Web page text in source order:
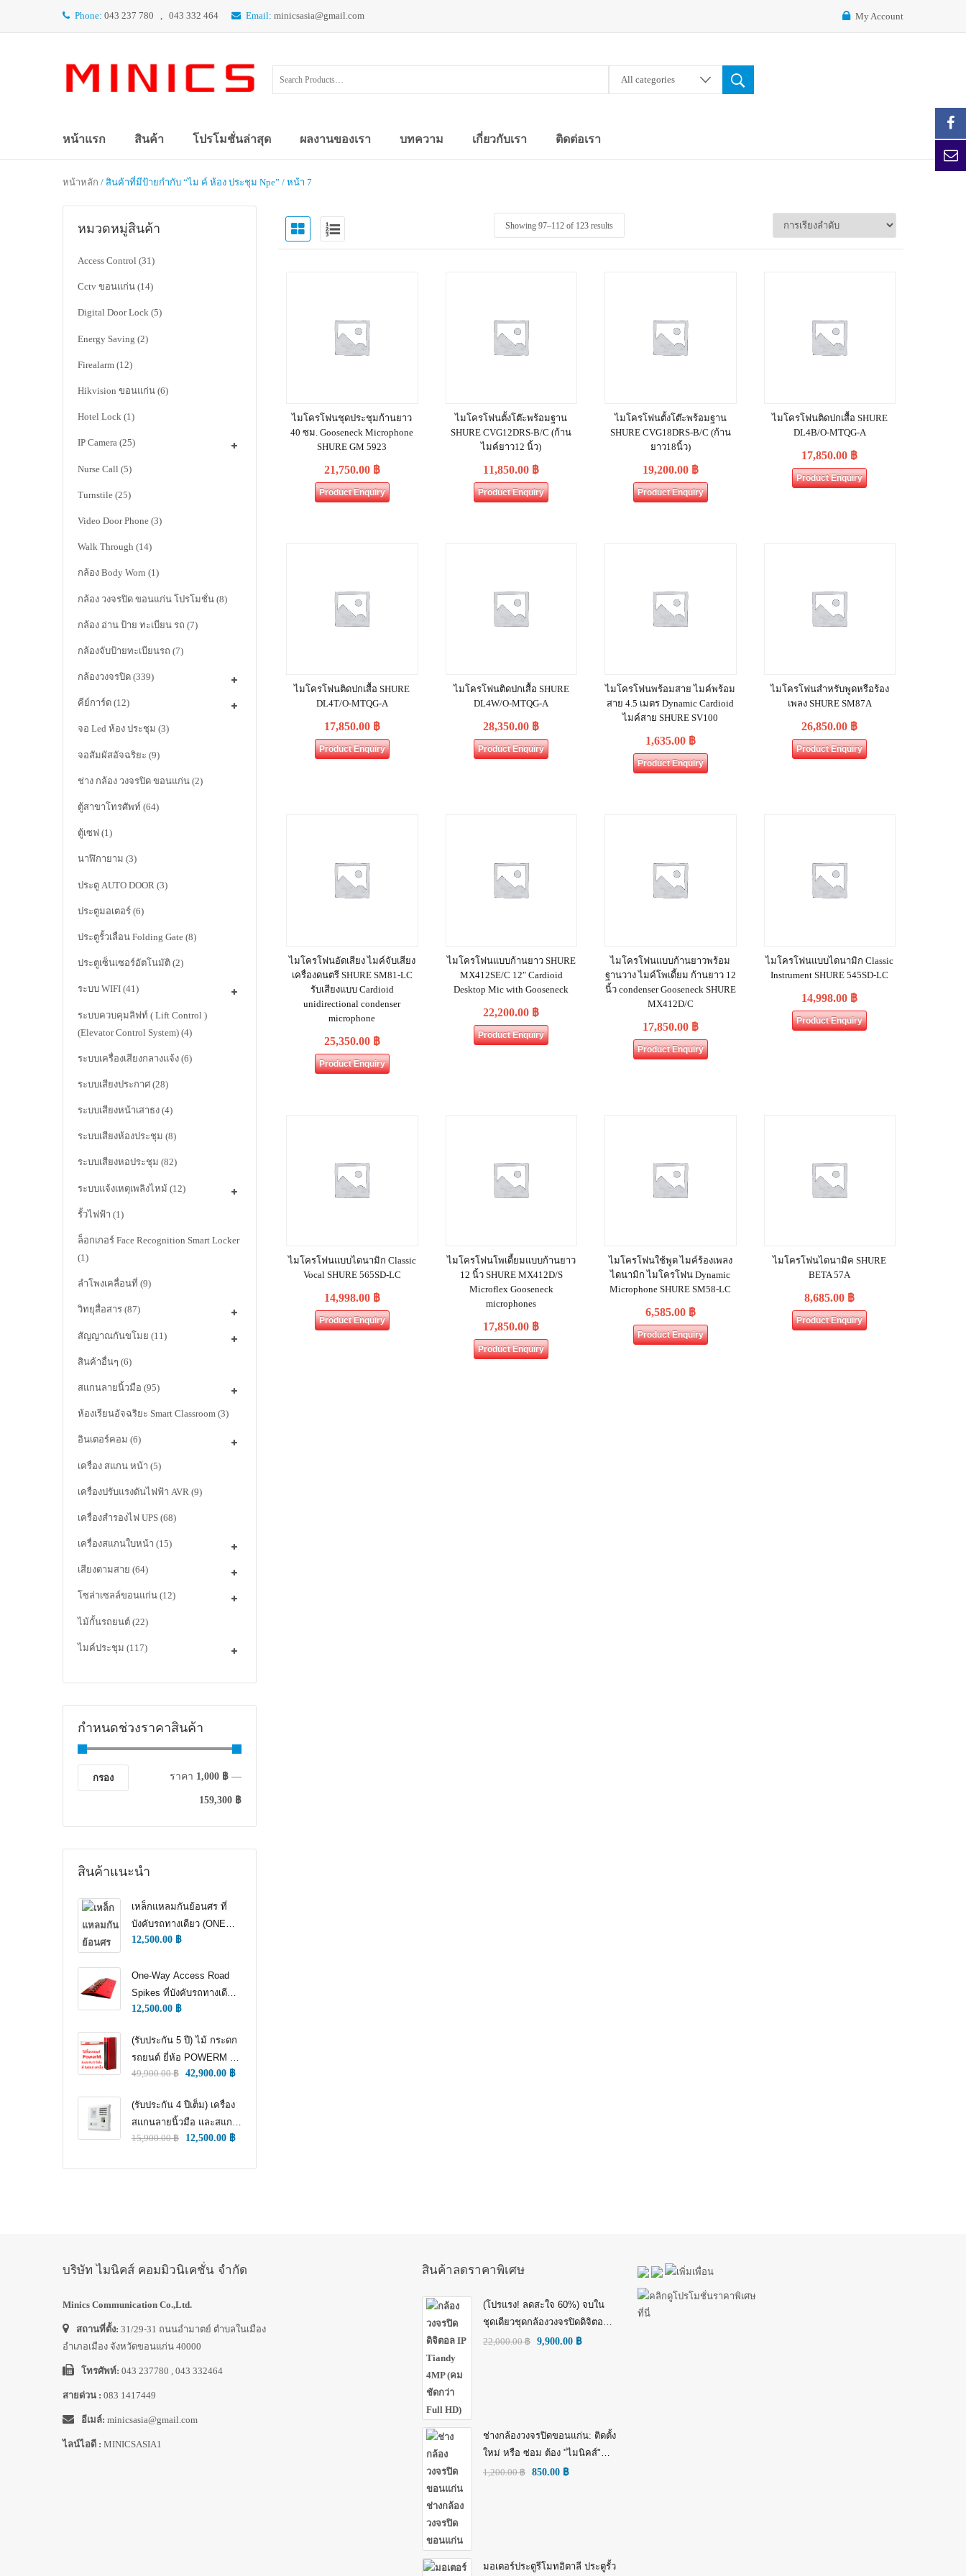
Phone: 043 237 780 , 043 332 464 Email: minicsasia@gmail.com My Account
All categories
หน้าแรก สินค้า โปรโมชั่นล่าสุด ผลงานของเรา บทความ เกี่ยวกับเรา ติดต่อเรา
หน้าหลัก / สินค้าที่มีป้ายกำกับ “ไม ค์ ห้อง ประชุม Npe” / หน้า 7
หมวดหมู่สินค้า
Access Control (31)
Cctv ขอนแก่น (14)
Digital Door Lock (5)
Energy Saving (2)
Firealarm (12)
Hikvision ขอนแก่น (6)
Hotel Lock (1)
IP Camera (25)
Nurse Call (5)
Turnstile (25)
Video Door Phone (3)
Walk Through (14)
กล้อง Body Worn (1)
กล้อง วงจรปิด ขอนแก่น โปรโมชั่น (8)
กล้อง อ่าน ป้าย ทะเบียน รถ (7)
กล้องจับป้ายทะเบียนรถ (7)
กล้องวงจรปิด (339)
คีย์การ์ด (12)
จอ Led ห้อง ประชุม (3)
จอสัมผัสอัจฉริยะ (9)
ช่าง กล้อง วงจรปิด ขอนแก่น (2)
ตู้สาขาโทรศัพท์ (64)
ตู้เซฟ (1)
นาฬิกายาม (3)
ประตู AUTO DOOR (3)
ประตูมอเตอร์ (6)
ประตูรั้วเลื่อน Folding Gate (8)
ประตูเซ็นเซอร์อัตโนมัติ (2)
ระบบ WIFI (41)
ระบบควบคุมลิฟท์ ( Lift Control )
(Elevator Control System) (4)
ระบบเครื่องเสียงกลางแจ้ง (6)
ระบบเสียงประกาศ (28)
ระบบเสียงหน้าเสาธง (4)
ระบบเสียงห้องประชุม (8)
ระบบเสียงหอประชุม (82)
ระบบแจ้งเหตุเพลิงไหม้ (12)
รั้วไฟฟ้า (1)
ล็อกเกอร์ Face Recognition Smart Locker
(1)
ลำโพงเคลื่อนที่ (9)
วิทยุสื่อสาร (87)
สัญญาณกันขโมย (11)
สินค้าอื่นๆ (6)
สแกนลายนิ้วมือ (95)
ห้องเรียนอัจฉริยะ Smart Classroom (3)
อินเตอร์คอม (6)
เครื่อง สแกน หน้า (5)
เครื่องปรับแรงดันไฟฟ้า AVR (9)
เครื่องสำรองไฟ UPS (68)
เครื่องสแกนใบหน้า (15)
เสียงตามสาย (64)
โซล่าเซลล์ขอนแก่น (12)
ไม้กั้นรถยนต์ (22)
ไมค์ประชุม (117)
กำหนดช่วงราคาสินค้า
กรอง ราคา 1,000 ฿ —
159,300 ฿
สินค้าแนะนำ
เหล็กแหลมกันย้อนศร ที่
บังคับรถทางเดียว (ONE
WAY TRAFFIC
12,500.00 ฿
One-Way Access Road
Spikes ที่บังคับรถทางเดียว
(ONE WAY TRAFFIC
ล้อ)
12,500.00 ฿
(รับประกัน 5 ปี) ไม้ กระดก
รถยนต์ ยี่ห้อ POWERM รุ่น
9000 ทนทานสูงที่สุด อึด
49,900.00฿ 42,900.00 ฿
(รับประกัน 4 ปีเต็ม) เครื่อง
สแกนลายนิ้วมือ และสแกน
ใบหน้า สำหรับลงเวลา
15,900.00฿ 12,500.00 ฿
Showing 97–112of 123 results
ไมโครโฟนชุดประชุมก้านยาว
40 ซม. Gooseneck Microphone
SHURE GM 5923
21,750.00 ฿
Product Enquiry
ไมโครโฟนตั้งโต๊ะพร้อมฐาน
SHURE CVG12DRS‐B/C (ก้าน
ไมค์ยาว12 นิ้ว)
11,850.00 ฿
Product Enquiry
ไมโครโฟนตั้งโต๊ะพร้อมฐาน
SHURE CVG18DRS‐B/C (ก้าน
ยาว18นิ้ว)
19,200.00 ฿
Product Enquiry
ไมโครโฟนติดปกเสื้อ SHURE
DL4B/O-MTQG-A
17,850.00 ฿
Product Enquiry
ไมโครโฟนติดปกเสื้อ SHURE
DL4T/O-MTQG-A
17,850.00 ฿
Product Enquiry
ไมโครโฟนติดปกเสื้อ SHURE
DL4W/O-MTQG-A
28,350.00 ฿
Product Enquiry
ไมโครโฟนพร้อมสาย ไมค์พร้อม
สาย 4.5 เมตร Dynamic Cardioid
ไมค์สาย SHURE SV100
1,635.00 ฿
Product Enquiry
ไมโครโฟนสำหรับพูดหรือร้อง
เพลง SHURE SM87A
26,850.00 ฿
Product Enquiry
ไมโครโฟนอัดเสียง ไมค์จับเสียง
เครื่องดนตรี SHURE SM81‐LC
รับเสียงแบบ Cardioid
unidirectional condenser
microphone
25,350.00 ฿
Product Enquiry
ไมโครโฟนแบบก้านยาว SHURE
MX412SE/C 12″ Cardioid
Desktop Mic with Gooseneck
22,200.00 ฿
Product Enquiry
ไมโครโฟนแบบก้านยาวพร้อม
ฐานวาง ไมค์โพเดี้ยม ก้านยาว 12
นิ้ว condenser Gooseneck SHURE
MX412D/C
17,850.00 ฿
Product Enquiry
ไมโครโฟนแบบไดนามิก Classic
Instrument SHURE 545SD-LC
14,998.00 ฿
Product Enquiry
ไมโครโฟนแบบไดนามิก Classic
Vocal SHURE 565SD-LC
14,998.00 ฿
Product Enquiry
ไมโครโฟนโพเดี้ยมแบบก้านยาว
12 นิ้ว SHURE MX412D/S
Microflex Gooseneck
microphones
17,850.00 ฿
Product Enquiry
ไมโครโฟนใช้พูด ไมค์ร้องเพลง
ไดนามิก ไมโครโฟน Dynamic
Microphone SHURE SM58-LC
6,585.00 ฿
Product Enquiry
ไมโครโฟนไดนามิค SHURE
BETA 57A
8,685.00 ฿
Product Enquiry
บริษัท ไมนิคส์ คอมมิวนิเคชั่น จำกัด
Minics Communication Co.,Ltd.
สถานที่ตั้ง: 31/29-31 ถนนอำมาตย์ ตำบลในเมือง
อำเภอเมือง จังหวัดขอนแก่น 40000
โทรศัพท์: 043 237780 , 043 332464
สายด่วน : 083 1417449
อีเมล์: minicsasia@gmail.com
ไลน์ไอดี : MINICSASIA1
สินค้าลดราคาพิเศษ
(โปรแรง! ลดสะใจ 60%) จบใน
ชุดเดียวชุดกล้องวงจรปิดดิจิตอล
IP Tiandy 4MP (คมชัดกว่า Full
22,000.00฿ 9,900.00 ฿
ช่างกล้องวงจรปิดขอนแก่น: ติดตั้ง
ใหม่ หรือ ซ่อม ต้อง "ไมนิคส์"
(MINICS)
1,200.00฿ 850.00 ฿
มอเตอร์ประตูรีโมทอิตาลี ประตูรั้ว